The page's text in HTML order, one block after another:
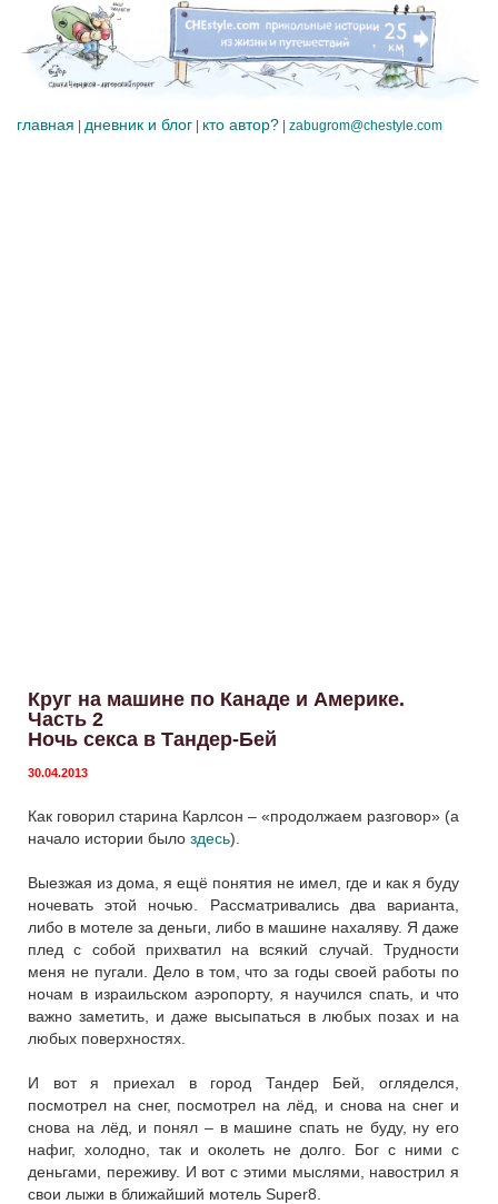
главная | дневник и блог | кто автор? | zabugrom@chestyle.com
Круг на машине по Канаде и Америке.
Часть 2
Ночь секса в Тандер-Бей
30.04.2013
Как говорил старина Карлсон – «продолжаем разговор» (а
начало истории было здесь).
Выезжая из дома, я ещё понятия не имел, где и как я буду
ночевать этой ночью. Рассматривались два варианта,
либо в мотеле за деньги, либо в машине нахаляву. Я даже
плед с собой прихватил на всякий случай. Трудности
меня не пугали. Дело в том, что за годы своей работы по
ночам в израильском аэропорту, я научился спать, и что
важно заметить, и даже высыпаться в любых позах и на
любых поверхностях.
И вот я приехал в город Тандер Бей, огляделся,
посмотрел на снег, посмотрел на лёд, и снова на снег и
снова на лёд, и понял – в машине спать не буду, ну его
нафиг, холодно, так и околеть не долго. Бог с ними с
деньгами, переживу. И вот с этими мыслями, навострил я
свои лыжи в ближайший мотель Super8.